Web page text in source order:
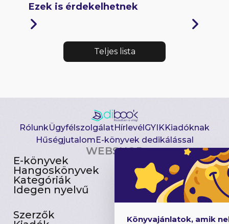
Ezek is érdekelhetnek
Teljes lista
RólunkÜgyfélszolgálatHírlevélGYIKKiadóknak
HűségjutalomE-könyvek dedikálással
WEBSHOP
E-könyvek
Hangoskönyvek
Kategóriák
Idegen nyelvű
Csomagajánlatok
Akciósak
Előjegyezhetők
Újdonságok
Szerzők Gyerekkönyvek
Könyvajánlatok, amik